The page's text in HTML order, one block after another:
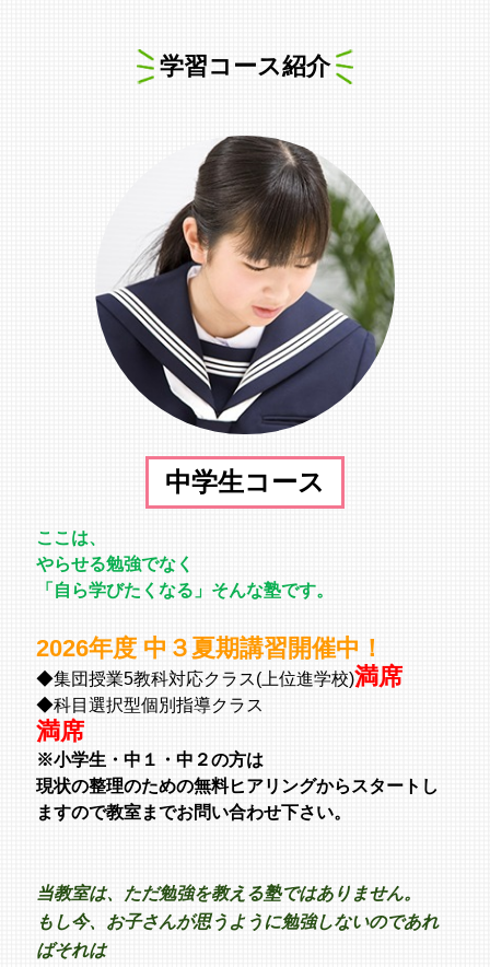
学習コース紹介
中学生コース
ここは、
やらせる勉強でなく
「自ら学びたくなる」そんな塾です。
2026年度 中３夏期講習開催中！
◆集団授業5教科対応クラス(上位進学校)満席
◆科目選択型個別指導クラス
満席
※小学生・中１・中２の方は
現状の整理のための無料ヒアリングからスタートし
ますので教室までお問い合わせ下さい。
当教室は、ただ勉強を教える塾ではありません。
もし今、お子さんが思うように勉強しないのであれ
ばそれは